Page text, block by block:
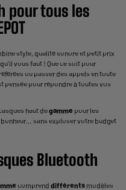
pour tous les
style, qualité sonore et petit prix
vous faut ! Que ce soit pour
ou passer des appels en toute
pensée pour répondre à toutes vos
haut degamme pour les
sans exploser votre budget
Bluetooth
comprend différents modèles